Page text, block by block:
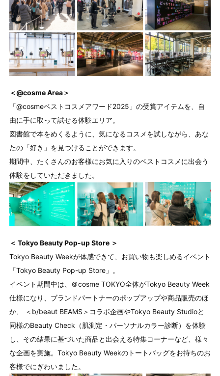
＜@cosme Area＞
「@cosmeベストコスメアワード2025」の受賞アイテムを、自
由に手に取って試せる体験エリア。
図書館で本をめくるように、気になるコスメを試しながら、あな
たの「好き」を見つけることができます。
期間中、たくさんのお客様にお気に入りのベストコスメに出会う
体験をしていただきました。
＜ Tokyo Beauty Pop-up Store ＞
Tokyo Beauty Weekが体感できて、お買い物も楽しめるイベント
「Tokyo Beauty Pop-up Store」。
イベント期間中は、＠cosme TOKYO全体がTokyo Beauty Week
仕様になり、ブランドパートナーのポップアップや商品販売のほ
か、 ＜b/beaut BEAMS＞コラボ企画やTokyo Beauty Studioと
同様のBeauty Check（肌測定・パーソナルカラー診断）を体験
し、その結果に基づいた商品と出会える特集コーナーなど、様々
な企画を実施。Tokyo Beauty Weekのトートバッグをお持ちのお
客様でにぎわいました。